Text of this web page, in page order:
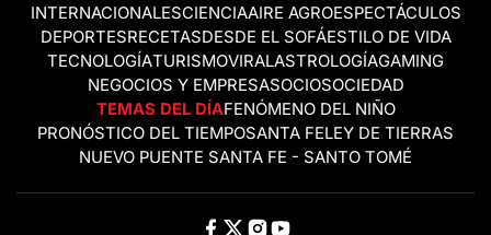
INTERNACIONALESCIENCIAAIRE AGROESPECTÁCULOS
DEPORTESRECETASDESDE EL SOFÁESTILO DE VIDA
TECNOLOGÍATURISMOVIRALASTROLOGÍAGAMING
NEGOCIOS Y EMPRESASOCIOSOCIEDAD
TEMAS DEL DÍAFENÓMENO DEL NIÑO
PRONÓSTICO DEL TIEMPOSANTA FELEY DE TIERRAS
NUEVO PUENTE SANTA FE - SANTO TOMÉ